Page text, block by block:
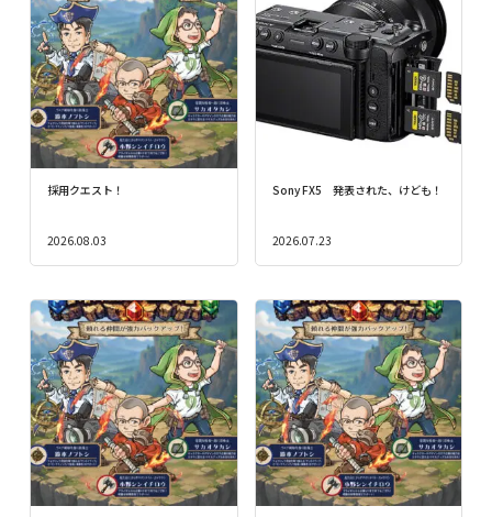
採用クエスト！
2026.08.03
Sony FX5 発表された、けども！
2026.07.23